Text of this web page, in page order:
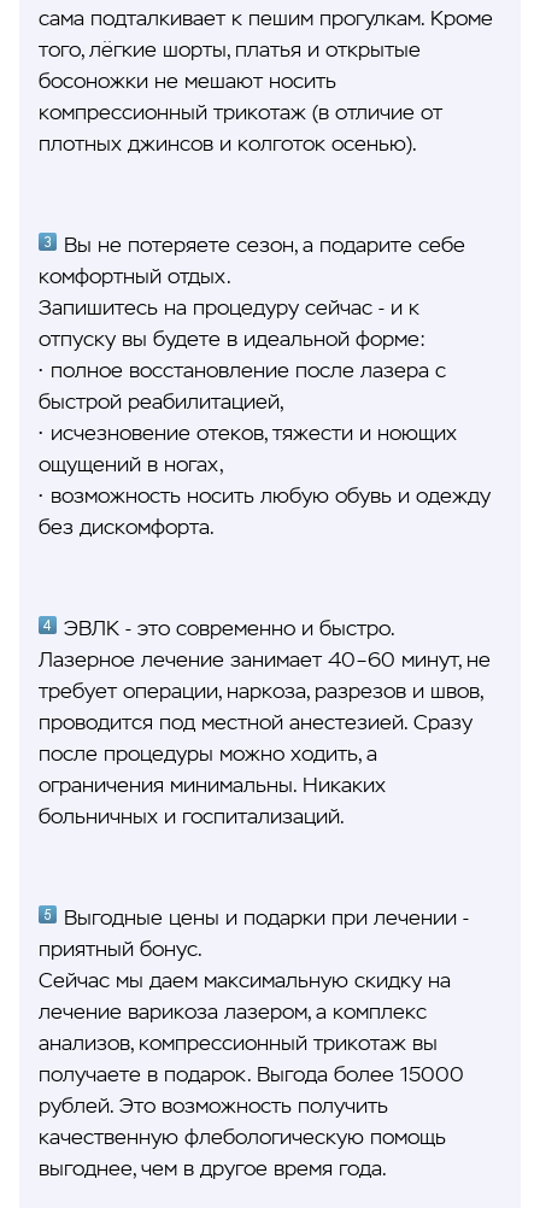
сама подталкивает к пешим прогулкам. Кроме
того, лёгкие шорты, платья и открытые
босоножки не мешают носить
компрессионный трикотаж (в отличие от
плотных джинсов и колготок осенью).
Вы не потеряете сезон, а подарите себе
комфортный отдых.
Запишитесь на процедуру сейчас - и к
отпуску вы будете в идеальной форме:
• полное восстановление после лазера с
быстрой реабилитацией,
• исчезновение отеков, тяжести и ноющих
ощущений в ногах,
• возможность носить любую обувь и одежду
без дискомфорта.
ЭВЛК - это современно и быстро.
Лазерное лечение занимает 40–60 минут, не
требует операции, наркоза, разрезов и швов,
проводится под местной анестезией. Сразу
после процедуры можно ходить, а
ограничения минимальны. Никаких
больничных и госпитализаций.
Выгодные цены и подарки при лечении -
приятный бонус.
Сейчас мы даем максимальную скидку на
лечение варикоза лазером, а комплекс
анализов, компрессионный трикотаж вы
получаете в подарок. Выгода более 15000
рублей. Это возможность получить
качественную флебологическую помощь
выгоднее, чем в другое время года.